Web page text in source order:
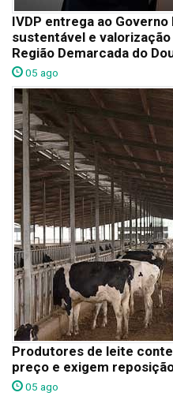
IVDP entrega ao
sustentável e
Região Demarcada do
05 ago
Produtores de leite
preço e exigem
05 ago